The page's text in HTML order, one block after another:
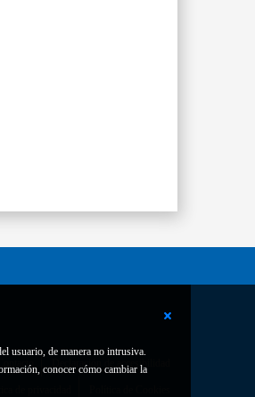
usuario, de manera no intrusiva.
conocer cómo cambiar la
Declaración de accesibilidad